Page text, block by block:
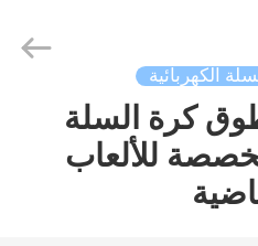
الكهربائية
كرة السلة
للألعاب